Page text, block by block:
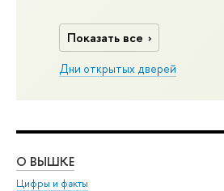
Показать все
Дни открытых дверей
О ВЫШКЕ
Цифры и факты